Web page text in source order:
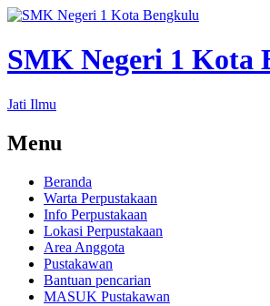
SMK Negeri 1 Kota
Jati Ilmu
Menu
Beranda
Warta Perpustakaan
Info Perpustakaan
Lokasi Perpustakaan
Area Anggota
Pustakawan
Bantuan pencarian
MASUK Pustakawan